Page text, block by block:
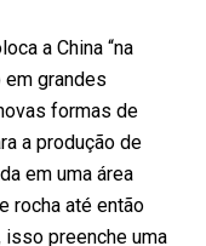
a China “na
em grandes
formas de
a produção de
em uma área
rocha até então
isso preenche uma